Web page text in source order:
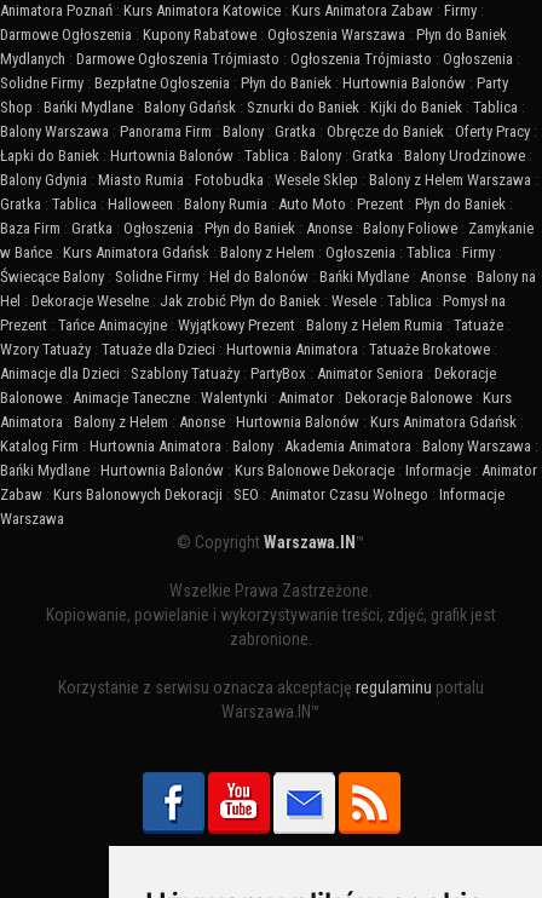
Animatora Poznań : Kurs Animatora Katowice : Kurs Animatora Zabaw : Firmy :
Darmowe Ogłoszenia : Kupony Rabatowe : Ogłoszenia Warszawa : Płyn do Baniek
Mydlanych : Darmowe Ogłoszenia Trójmiasto : Ogłoszenia Trójmiasto : Ogłoszenia :
Solidne Firmy : Bezpłatne Ogłoszenia : Płyn do Baniek : Hurtownia Balonów : Party
Shop : Bańki Mydlane : Balony Gdańsk : Sznurki do Baniek : Kijki do Baniek : Tablica :
Balony Warszawa : Panorama Firm : Balony : Gratka : Obręcze do Baniek : Oferty Pracy :
Łapki do Baniek : Hurtownia Balonów : Tablica : Balony : Gratka : Balony Urodzinowe :
Balony Gdynia : Miasto Rumia : Fotobudka : Wesele Sklep : Balony z Helem Warszawa :
Gratka : Tablica : Halloween : Balony Rumia : Auto Moto : Prezent : Płyn do Baniek :
Baza Firm : Gratka : Ogłoszenia : Płyn do Baniek : Anonse : Balony Foliowe : Zamykanie
w Bańce : Kurs Animatora Gdańsk : Balony z Helem : Ogłoszenia : Tablica : Firmy :
Świecące Balony : Solidne Firmy : Hel do Balonów : Bańki Mydlane : Anonse : Balony na
Hel : Dekoracje Weselne : Jak zrobić Płyn do Baniek : Wesele : Tablica : Pomysł na
Prezent : Tańce Animacyjne : Wyjątkowy Prezent : Balony z Helem Rumia : Tatuaże :
Wzory Tatuaży : Tatuaże dla Dzieci : Hurtownia Animatora : Tatuaże Brokatowe :
Animacje dla Dzieci : Szablony Tatuaży : PartyBox : Animator Seniora : Dekoracje
Balonowe : Animacje Taneczne : Walentynki : Animator : Dekoracje Balonowe : Kurs
Animatora : Balony z Helem : Anonse : Hurtownia Balonów : Kurs Animatora Gdańsk :
Katalog Firm : Hurtownia Animatora : Balony : Akademia Animatora : Balony Warszawa :
Bańki Mydlane : Hurtownia Balonów : Kurs Balonowe Dekoracje : Informacje : Animator
Zabaw : Kurs Balonowych Dekoracji : SEO : Animator Czasu Wolnego : Informacje
Warszawa
© CopyrightWarszawa.IN ™
Wszelkie Prawa Zastrzeżone.
Kopiowanie, powielanie i wykorzystywanie treści, zdjęć, grafik jest
zabronione.
Korzystanie z serwisu oznacza akceptację regulaminu portalu
Warszawa.IN™